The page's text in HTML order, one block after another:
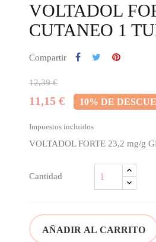
VOLTADOL
CUTANEO 1
Compartir
12,39 €
11,15 € 10% DE
Impuestos incluidos
VOLTADOL FORTE 23,2 mg/g
Cantidad
AÑADIR AL CARRITO